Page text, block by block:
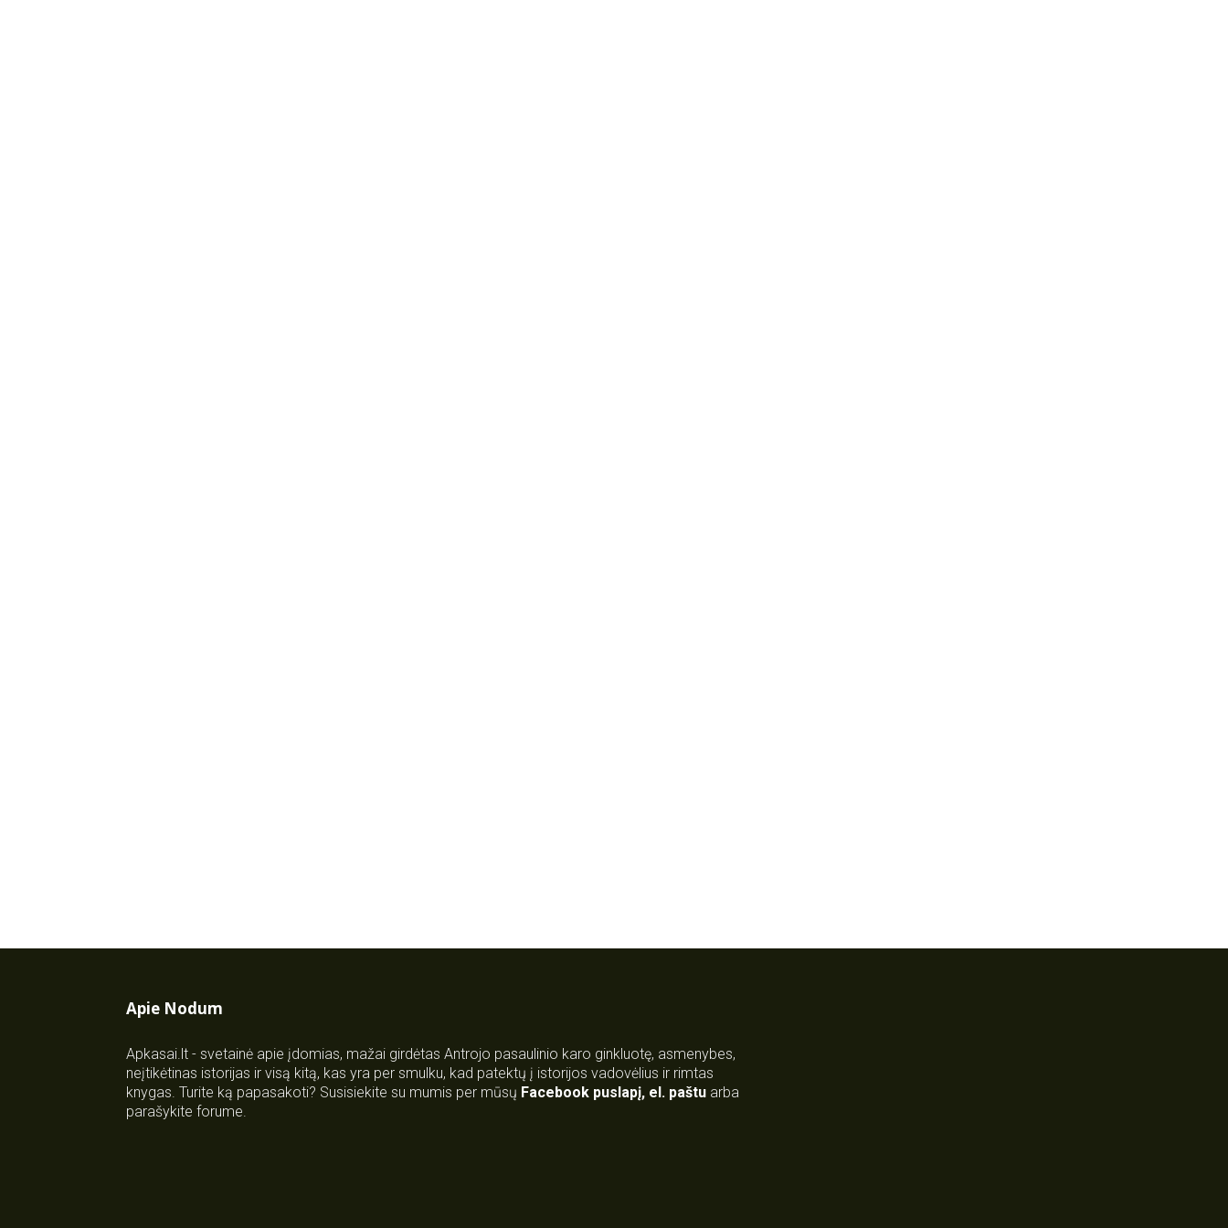
Apie Nodum
Apkasai.lt - svetainė apie įdomias, mažai girdėtas Antrojo pasaulinio karo ginkluotę, asmenybes,
neįtikėtinas istorijas ir visą kitą, kas yra per smulku, kad patektų į istorijos vadovėlius ir rimtas
knygas. Turite ką papasakoti? Susisiekite su mumis per mūsų Facebook puslapį, el. paštu arba
parašykite forume.